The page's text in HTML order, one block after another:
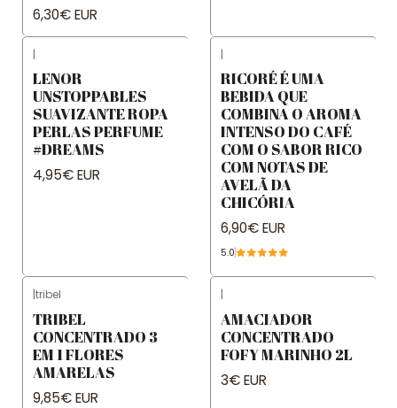
6,30€ EUR
|
LENOR
UNSTOPPABLES
SUAVIZANTE ROPA
PERLAS PERFUME
#DREAMS
4,95€ EUR
|
RICORÉ É UMA
BEBIDA QUE
COMBINA O AROMA
INTENSO DO CAFÉ
COM O SABOR RICO
COM NOTAS DE
AVELÃ DA
CHICÓRIA
6,90€ EUR
5.0
|tribel
TRIBEL
CONCENTRADO 3
EM 1 FLORES
AMARELAS
9,85€ EUR
|
AMACIADOR
CONCENTRADO
FOFY MARINHO 2L
3€ EUR